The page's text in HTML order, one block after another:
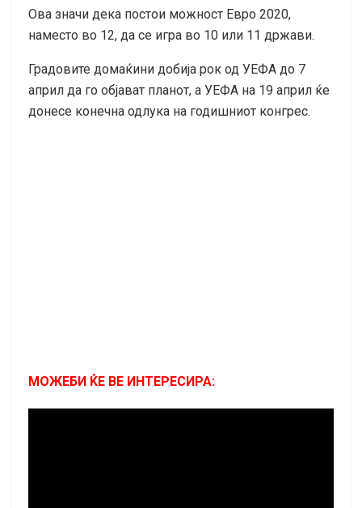
Ова значи дека постои можност Евро 2020,
наместо во 12, да се игра во 10 или 11 држави.
Градовите домаќини добија рок од УЕФА до 7
април да го објават планот, а УЕФА на 19 април ќе
донесе конечна одлука на годишниот конгрес.
МОЖЕБИ ЌЕ ВЕ ИНТЕРЕСИРА: